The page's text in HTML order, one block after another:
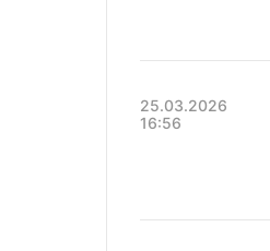
25.03.2026
16:56